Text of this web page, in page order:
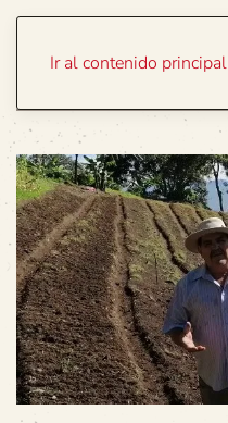
Ir al contenido principal